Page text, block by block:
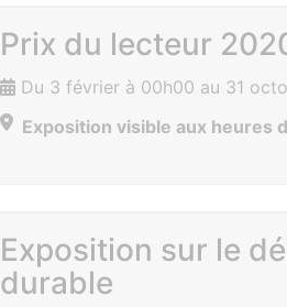
Prix du lecteur
Du 3 février à 00h00 au 31
Exposition visible aux heures
Exposition sur le
durable